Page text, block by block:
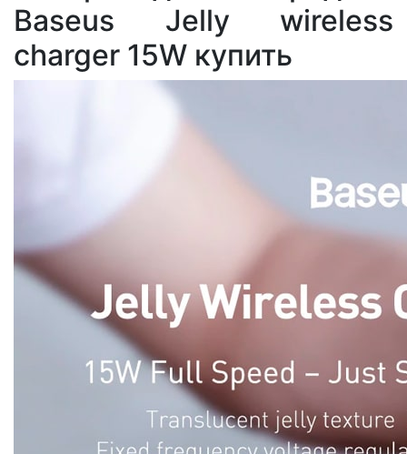
Baseus Jelly wireless
charger 15W купить